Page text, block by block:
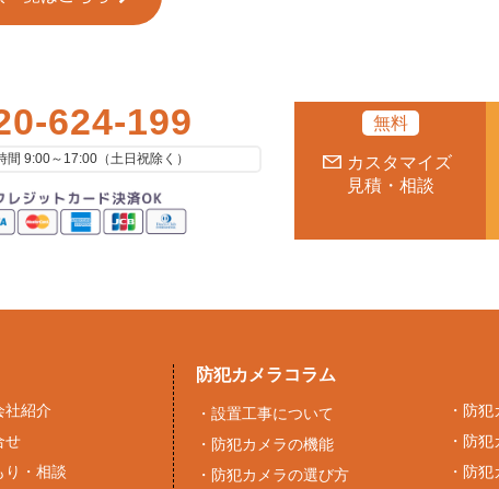
624-199
間 9:00～17:00（土日祝除く）
無料
カスタマイズ
見積・相談
社紹介
せ
り・相談
防犯カメラコラム
・ 設置工事について
・ 防犯カメラの機能
・ 防犯カメラの選び方
・ 防犯
・ 防犯
・ 防犯